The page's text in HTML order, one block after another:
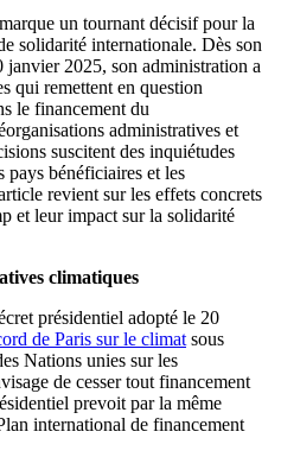
un tournant décisif pour la
solidarité internationale. Dès son
2025, son administration a
qui remettent en question
le financement du
administratives et
suscitent des inquiétudes
pays bénéficiaires et les
revient sur les effets concrets
et leur impact sur la solidarité
climatiques
présidentiel adopté le 20
de Paris sur le climat sous
Nations unies sur les
de cesser tout financement
prevoit par la même
international de financement